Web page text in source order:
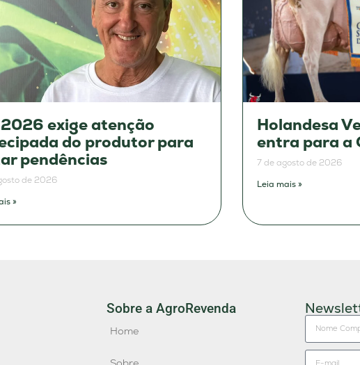
2026 exige atenção
do produtor para
pendências
de 2026
»
Holandesa
entra para a
7 de agosto de 2026
Leia mais »
Sobre a AgroRevenda
Home